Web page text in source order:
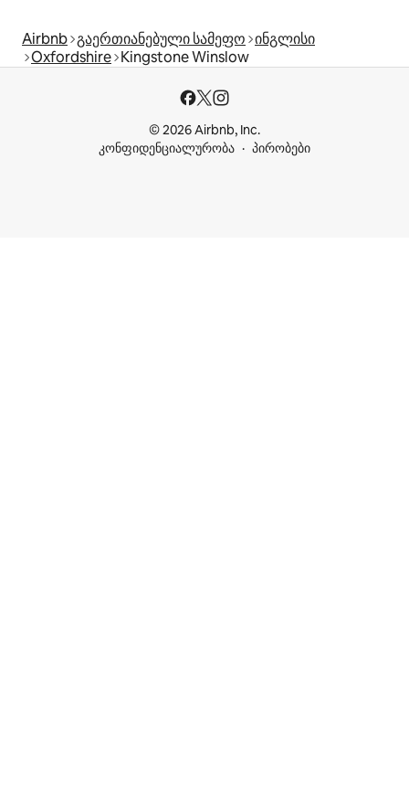
Airbnb გაერთიანებული სამეფო ინგლისი
Oxfordshire Kingstone Winslow
© 2026 Airbnb, Inc.
კონფიდენციალურობა
პირობები